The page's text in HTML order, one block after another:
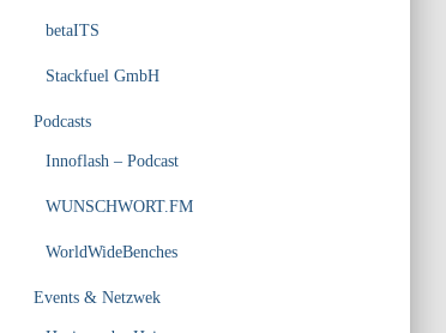
betaITS
Stackfuel GmbH
Podcasts
Innoflash – Podcast
WUNSCHWORT.FM
WorldWideBenches
Events & Netzwek